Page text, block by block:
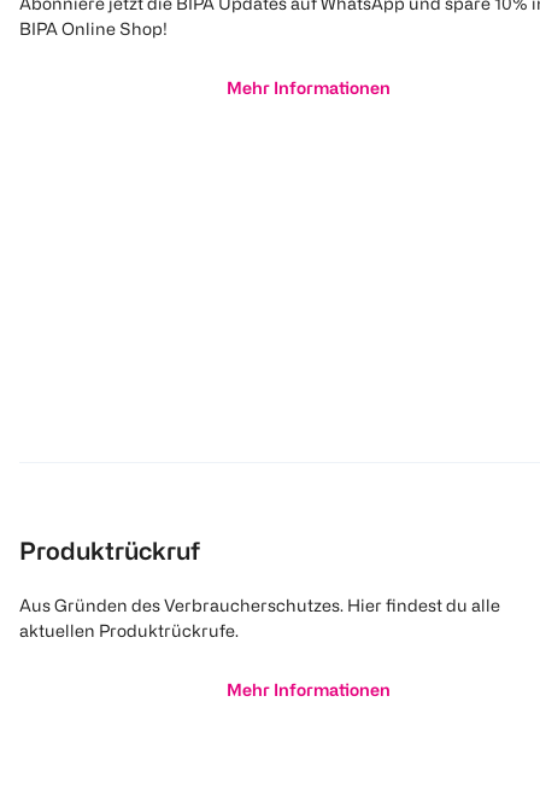
BIPA Online Shop!
Mehr Informationen
Produktrückruf
Aus Gründen des Verbraucherschutzes. Hier findest du alle
aktuellen Produktrückrufe.
Mehr Informationen